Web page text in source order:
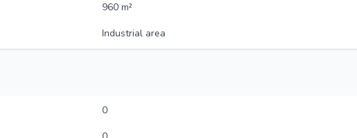
960 m²
Industrial area
0